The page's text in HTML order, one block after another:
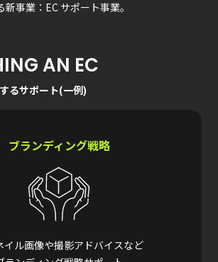
事業：EC サポート事業。
AN EC
るサポート(一例)
ブランディング戦略
イル画像や撮影アドバイスなど